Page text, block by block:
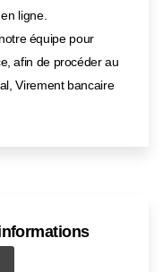
ligne.
équipe pour
afin de procéder au
Virement bancaire